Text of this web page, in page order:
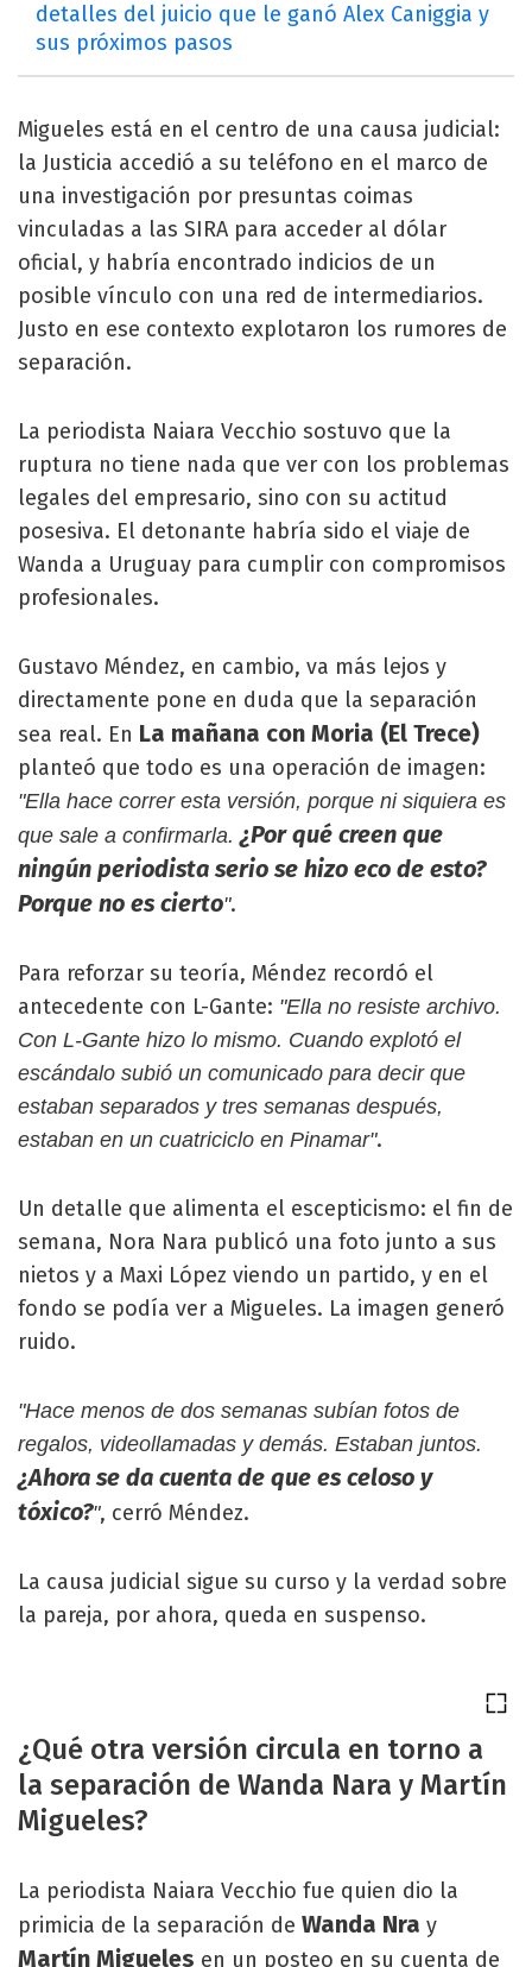
detalles del juicio que le ganó Alex Caniggia y
sus próximos pasos
Migueles está en el centro de una causa judicial:
la Justicia accedió a su teléfono en el marco de
una investigación por presuntas coimas
vinculadas a las SIRA para acceder al dólar
oficial, y habría encontrado indicios de un
posible vínculo con una red de intermediarios.
Justo en ese contexto explotaron los rumores de
separación.
La periodista Naiara Vecchio sostuvo que la
ruptura no tiene nada que ver con los problemas
legales del empresario, sino con su actitud
posesiva. El detonante habría sido el viaje de
Wanda a Uruguay para cumplir con compromisos
profesionales.
Gustavo Méndez, en cambio, va más lejos y
directamente pone en duda que la separación
sea real. En La mañana con Moria (El Trece)
planteó que todo es una operación de imagen:
"Ella hace correr esta versión, porque ni siquiera es
que sale a confirmarla. ¿Por qué creen que
ningún periodista serio se hizo eco de esto?
Porque no es cierto".
Para reforzar su teoría, Méndez recordó el
antecedente con L-Gante: "Ella no resiste archivo.
Con L-Gante hizo lo mismo. Cuando explotó el
escándalo subió un comunicado para decir que
estaban separados y tres semanas después,
estaban en un cuatriciclo en Pinamar".
Un detalle que alimenta el escepticismo: el fin de
semana, Nora Nara publicó una foto junto a sus
nietos y a Maxi López viendo un partido, y en el
fondo se podía ver a Migueles. La imagen generó
ruido.
"Hace menos de dos semanas subían fotos de
regalos, videollamadas y demás. Estaban juntos.
¿Ahora se da cuenta de que es celoso y
tóxico?", cerró Méndez.
La causa judicial sigue su curso y la verdad sobre
la pareja, por ahora, queda en suspenso.
¿Qué otra versión circula en torno a
la separación de Wanda Nara y Martín
Migueles?
La periodista Naiara Vecchio fue quien dio la
primicia de la separación de Wanda Nra y
Martín Migueles en un posteo en su cuenta de